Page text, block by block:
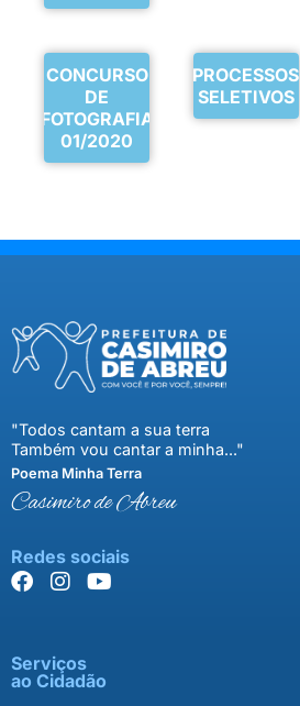
CONCURSO
DE
FOTOGRAFIA
01/2020
PROCESSOS
SELETIVOS
"Todos cantam a sua terra
Também vou cantar a minha..."
Poema Minha Terra
Casimiro de Abreu
Redes sociais
Serviços
ao Cidadão